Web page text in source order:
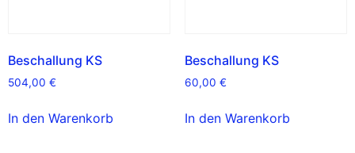
Beschallung KS
504,00 €
In den Warenkorb
Beschallung KS
60,00 €
In den Warenkorb